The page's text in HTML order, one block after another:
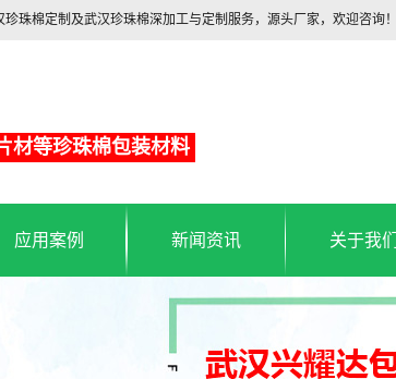
珠棉定制及武汉珍珠棉深加工与定制服务，源头厂家，欢迎咨询！
材等珍珠棉包装材料
应用案例 新闻资讯
武汉珍珠棉行业新闻
武汉珍珠棉常见问题
关于我们
联系我们